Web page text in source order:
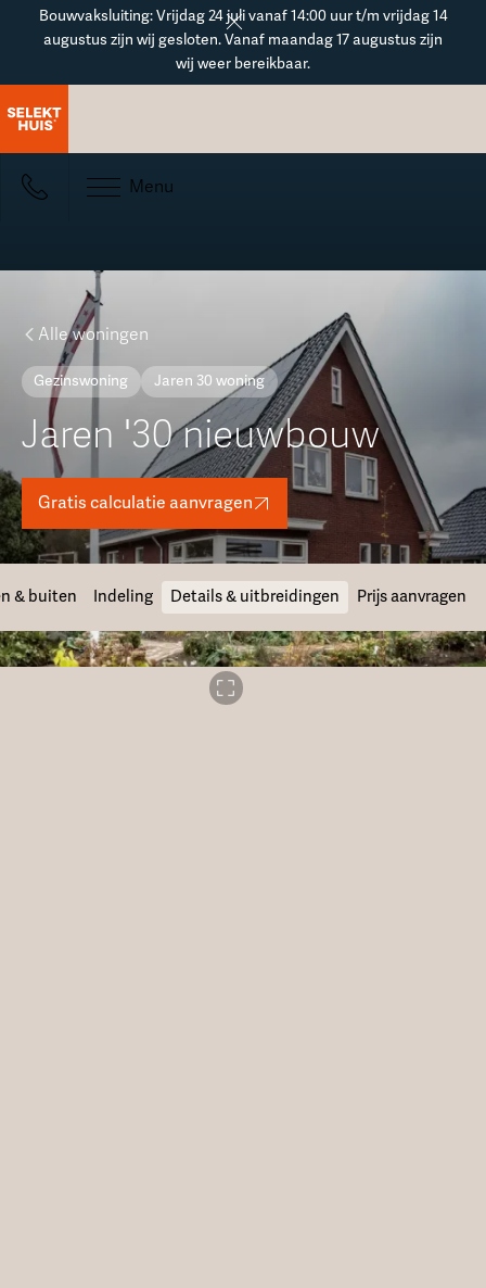
Button Text
Bouwvaksluiting: Vrijdag 24 juli vanaf 14:00 uur t/m vrijdag 14
augustus zijn wij gesloten. Vanaf maandag 17 augustus zijn
wij weer bereikbaar.
Menu
Alle woningen
Gezinswoning Jaren 30 woning
Jaren '30 nieuwbouw
Gratis calculatie aanvragen
& buiten Indeling Details & uitbreidingen Prijs aanvragen